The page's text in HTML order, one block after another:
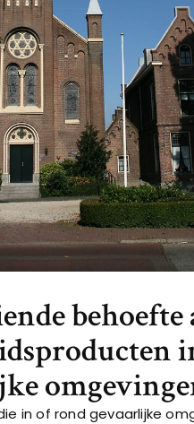
behoefte
in of rond gevaarlijke